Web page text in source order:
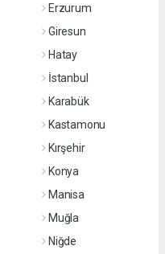
Erzurum
Giresun
Hatay
İstanbul
Karabük
Kastamonu
Kırşehir
Konya
Manisa
Muğla
Niğde